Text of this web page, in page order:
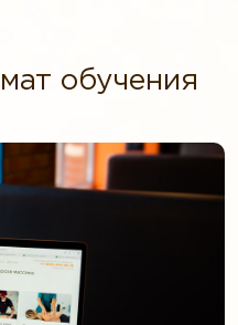
обучения